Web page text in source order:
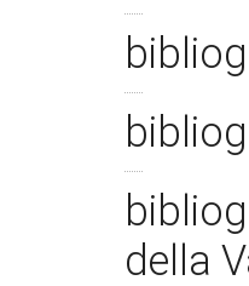
della